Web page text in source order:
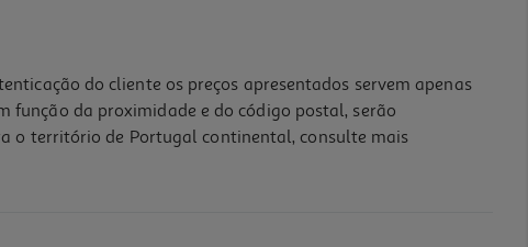
do cliente os preços apresentados servem apenas
função da proximidade e do código postal, serão
o território de Portugal continental, consulte mais